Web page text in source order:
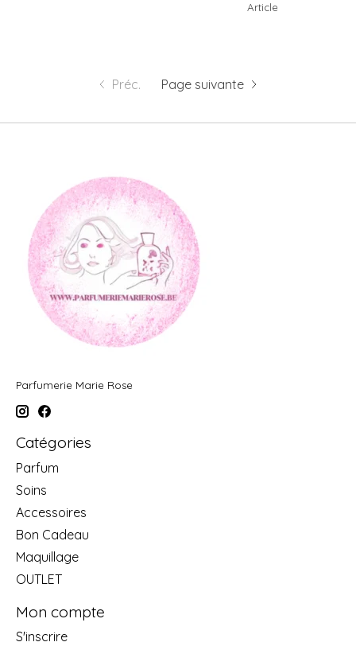
Article
Préc. Page suivante
Parfumerie Marie Rose
Catégories
Parfum
Soins
Accessoires
Bon Cadeau
Maquillage
OUTLET
Mon compte
S'inscrire